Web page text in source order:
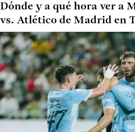
Dónde y a qué hora ver a
vs. Atlético de Madrid en